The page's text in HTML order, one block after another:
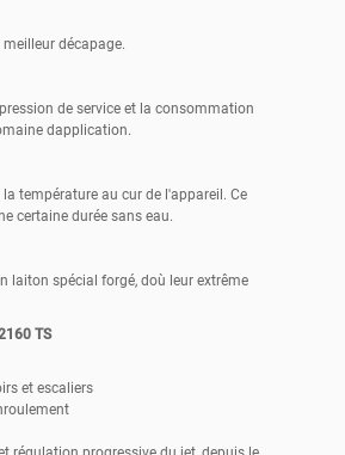
décapage.
de service et la consommation
dapplication.
température au cur de l'appareil. Ce
certaine durée sans eau.
laiton spécial forgé, doù leur extrême
TS
et escaliers